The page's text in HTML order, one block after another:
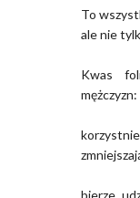
To
ale nie
Kwas
mężczyzn: